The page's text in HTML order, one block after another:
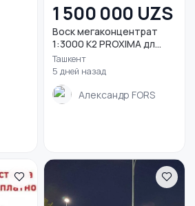
1 500 000 UZS
Воск мегаконцентрат
1:3000 K2 PROXIMA дл...
Ташкент
5 дней назад
Александр FORS